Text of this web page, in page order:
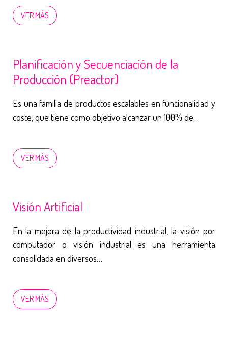
VER MÁS
Planificación y Secuenciación de la
Producción (Preactor)
Es una familia de productos escalables en funcionalidad y
coste, que tiene como objetivo alcanzar un 100% de…
VER MÁS
Visión Artificial
En la mejora de la productividad industrial, la visión por
computador o visión industrial es una herramienta
consolidada en diversos…
VER MÁS